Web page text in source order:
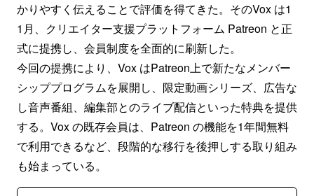
かりやすく伝えることで評価を得てきた。そのVox は1
1月、クリエイター支援プラットフォーム Patreon と正
式に提携し、会員制度を全面的に刷新した。
今回の提携により、Vox はPatreon上で新たなメンバー
シッププログラムを展開し、限定動画シリーズ、広告な
し音声番組、編集部とのライブ配信といった特典を提供
する。Vox の既存会員は、Patreon の機能を1年間無料
で利用できるなど、段階的な移行を後押しする取り組み
も始まっている。